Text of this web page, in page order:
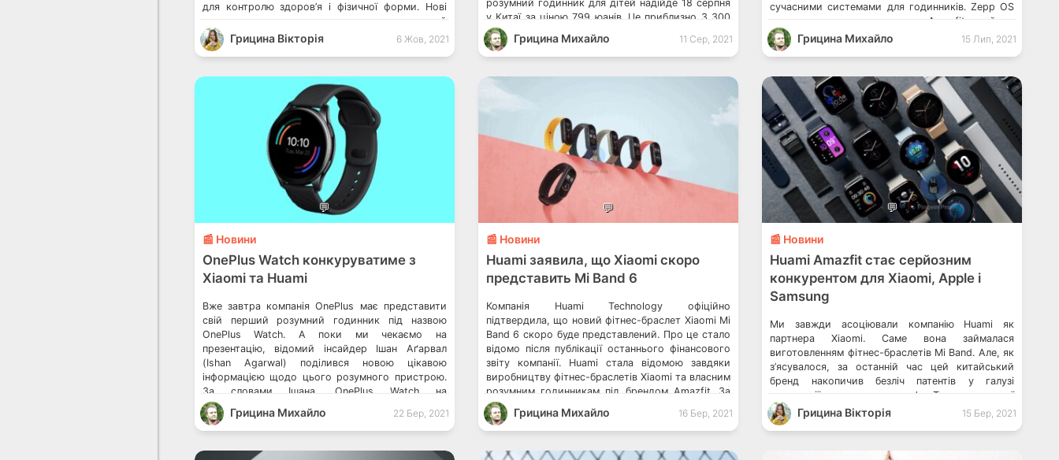
для контролю здоров’я і фізичної форми. Нові
смарт-годинники отримають потужну й
інтуїтивно зрозумілу операційну систему Zepp
OS, створену спеціально для оптимізації роботи
годинниках використовували адаптовану версію
ОС для смартфонів, […]
Грицина Вікторія 6 Жов, 2021
розумний годинник для дітей надійде 18 серпня
у Китаї за ціною 799 юанів. Це приблизно 3 300
гривень. До речі, сьогодні компанія Samsung має
представити […]
Грицина Михайло 11 Сер, 2021
сучасними системами для годинників. Zepp OS
на розумних годинниках Amazfit займає
приблизно 55 МБ пам’яті. На перший погляд
може здатися, що в ній буде мало
прикладу, ОС має нові динамічні ефекти з […]
Грицина Михайло 15 Лип, 2021
💬
📰 Новини
OnePlus Watch конкуруватиме з
Xiaomi та Huami
Вже завтра компанія OnePlus має представити
свій перший розумний годинник під назвою
OnePlus Watch. А поки ми чекаємо на
презентацію, відомий інсайдер Ішан Аґарвал
(Ishan Agarwal) поділився новою цікавою
інформацією щодо цього розумного пристрою.
За словами Ішана, OnePlus Watch на
європейському та американському ринках
коштуватиме приблизно 150 євро та 178 доларів
відповідно. Це приблизно 4 […]
Грицина Михайло 22 Бер, 2021
💬
📰 Новини
Huami заявила, що Xiaomi скоро
представить Mi Band 6
Компанія Huami Technology офіційно
підтвердила, що новий фітнес-браслет Xiaomi Mi
Band 6 скоро буде представлений. Про це стало
відомо після публікації останнього фінансового
звіту компанії. Huami стала відомою завдяки
виробництву фітнес-браслетів Xiaomi та власним
розумним годинникам під брендом Amazfit. За
останніми відомими даними, Xiaomi Mi Band 6
має отримати кардинальні зміни. Сама ж Huami
планує стати […]
Грицина Михайло 16 Бер, 2021
💬
📰 Новини
Huami Amazfit стає серйозним
конкурентом для Xiaomi, Apple і
Samsung
Ми завжди асоціювали компанію Huami як
партнера Xiaomi. Саме вона займалася
виготовленням фітнес-браслетів Mi Band. Але, як
з’ясувалося, за останній час цей китайський
бренд накопичив безліч патентів у галузі
технології охорони здоров’я. Тепер пристрої
Amazfit стають цілком серйозним конкурентом
для відомих виробників розумних годинників. За
пристроїв, і тепер в центрі […]
Грицина Вікторія 15 Бер, 2021